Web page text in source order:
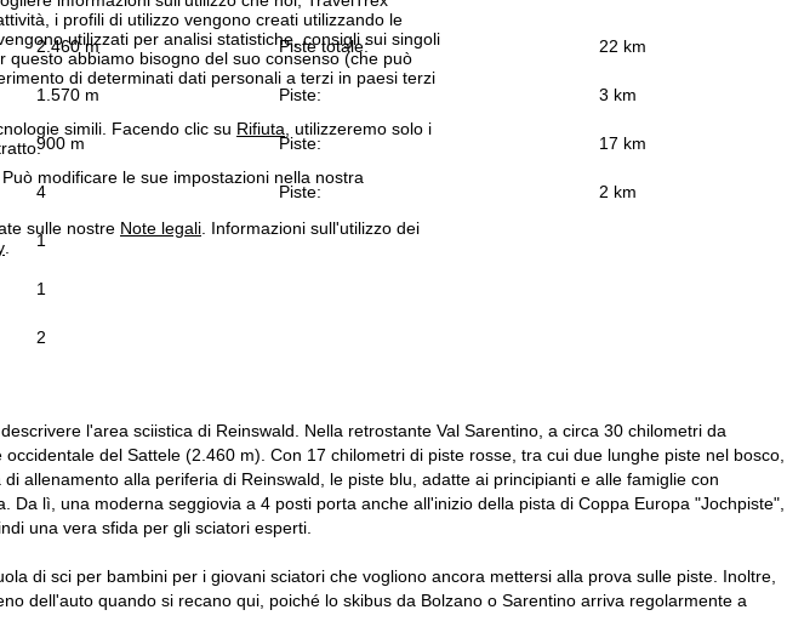
i profili di utilizzo vengono creati utilizzando le
utilizzati per analisi statistiche, consigli sui singoli
abbiamo bisogno del suo consenso (che può
di determinati dati personali a terzi in paesi terzi
simili. Facendo clic su Rifiuta , utilizzeremo solo i
modificare le sue impostazioni nella nostra
sulle nostre Note legali . Informazioni sull'utilizzo dei
2.460 m Piste totale: 22 km
1.570 m Piste: 3 km
900 m Piste: 17 km
4 Piste: 2 km
1
1
2
l'area sciistica di Reinswald. Nella retrostante Val Sarentino, a circa 30 chilometri da
del Sattele (2.460 m). Con 17 chilometri di piste rosse, tra cui due lunghe piste nel bosco,
allenamento alla periferia di Reinswald, le piste blu, adatte ai principianti e alle famiglie con
Da lì, una moderna seggiovia a 4 posti porta anche all'inizio della pista di Coppa Europa "Jochpiste",
una vera sfida per gli sciatori esperti.
di sci per bambini per i giovani sciatori che vogliono ancora mettersi alla prova sulle piste. Inoltre,
dell'auto quando si recano qui, poiché lo skibus da Bolzano o Sarentino arriva regolarmente a